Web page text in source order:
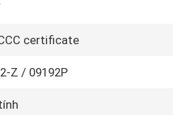
certificate
Z / 09192P